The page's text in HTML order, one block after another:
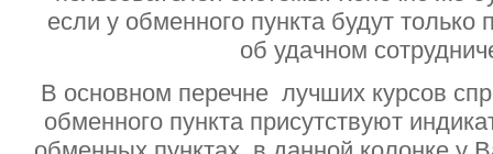
если у обменного пункта будут
об удачном
В основном перечне лучших курсов
обменного пункта присутствуют